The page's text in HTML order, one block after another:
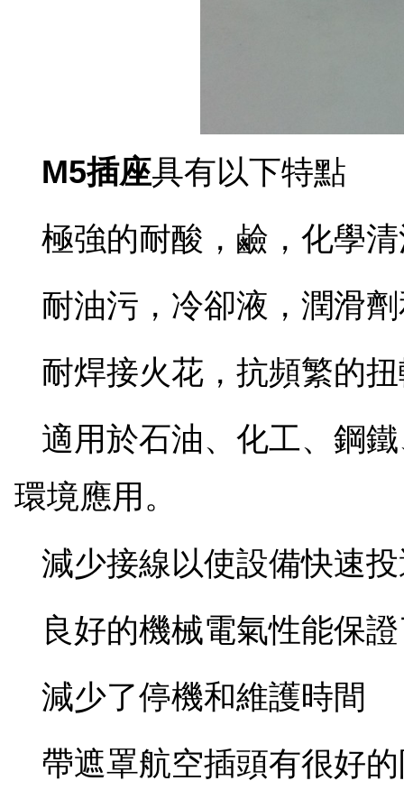
M5插座具有以下特點
極強的耐酸，鹼，化學
耐油污，冷卻液，潤滑
耐焊接火花，抗頻繁的
適用於石油、化工、鋼
環境應用。
減少接線以使設備快速
良好的機械電氣性能保
減少了停機和維護時間
帶遮罩航空插頭有很好